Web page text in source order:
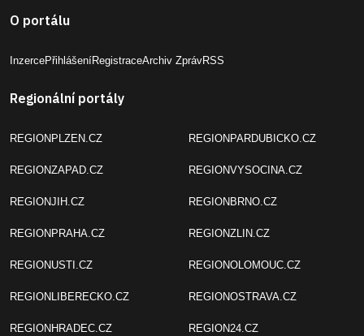
O portálu
InzercePřihlášeníRegistraceArchiv ZprávRSS
Regionální portály
REGIONPLZEN.CZ
REGIONZAPAD.CZ
REGIONJIH.CZ
REGIONPRAHA.CZ
REGIONUSTI.CZ
REGIONLIBERECKO.CZ
REGIONHRADEC.CZ
REGIONPARDUBICKO.CZ
REGIONVYSOCINA.CZ
REGIONBRNO.CZ
REGIONZLIN.CZ
REGIONOLOMOUC.CZ
REGIONOSTRAVA.CZ
REGION24.CZ